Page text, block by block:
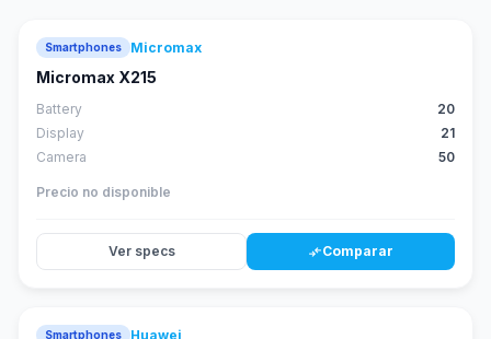
Smartphones Micromax
Micromax X215
Battery
20
Display
21
Camera
50
Precio no disponible
Ver specs compare_arrowsComparar
Smartphones Huawei